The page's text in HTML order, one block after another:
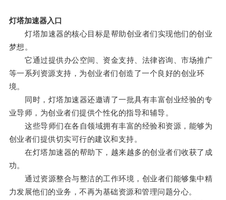
灯塔加速器入口
灯塔加速器的核心目标是帮助创业者们实现他们的创业
梦想。
它通过提供办公空间、资金支持、法律咨询、市场推广
等一系列资源支持，为创业者们创造了一个良好的创业环
境。
同时，灯塔加速器还邀请了一批具有丰富创业经验的专
业导师，为创业者们提供个性化的指导和辅导。
这些导师们在各自领域拥有丰富的经验和资源，能够为
创业者们提供切实可行的建议和支持。
在灯塔加速器的帮助下，越来越多的创业者们收获了成
功。
通过资源整合与整洁的工作环境，创业者们能够集中精
力发展他们的业务，不再为基础资源和管理问题分心。